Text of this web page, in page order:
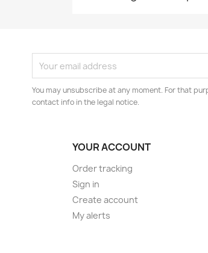
You may unsubscribe at any moment. For that
contact info in the legal notice.
YOUR ACCOUNT
Order tracking
Sign in
Create account
My alerts